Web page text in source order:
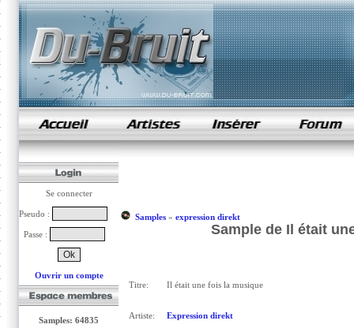
samples de rap
Se connecter
Pseudo :
Passe :
Ouvrir un compte
Samples: 64835
Samples» expression direkt
Sample de Il était
Titre: Il était une fois la musique
Artiste: Expression direkt